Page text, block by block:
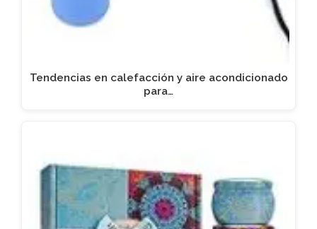
Tendencias en calefacción y aire acondicionado
para…